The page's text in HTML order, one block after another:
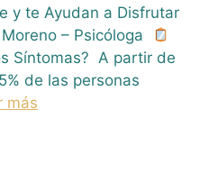
y te Ayudan a Disfrutar
– Psicóloga
Síntomas? A partir de
de las personas
más